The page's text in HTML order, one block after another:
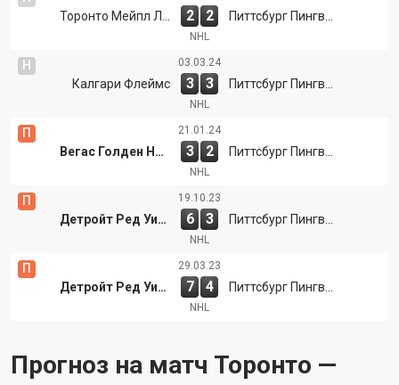
2 2
NHL
Н 03.03.24
Калгари Флеймс 3 3
NHL
П 21.01.24
Вегас Голден Найтс 3 2
NHL
П 19.10.23
Детройт Ред Уингз 6 3
NHL
П 29.03.23
Детройт Ред Уингз 7 4
NHL
Прогноз на матч Торонто —